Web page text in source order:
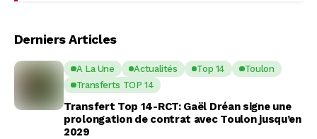
Derniers Articles
A La Une Actualités Top 14
Toulon
Transferts TOP 14
Transfert Top 14-RCT: Gaël Dréan signe une
prolongation de contrat avec Toulon jusqu’en
2029